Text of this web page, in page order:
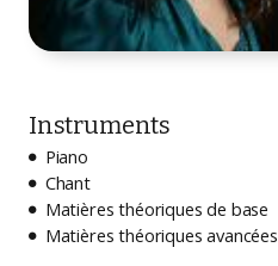
Instruments
 Piano
 Chant
 Matières théoriques de base
 Matières théoriques avancées